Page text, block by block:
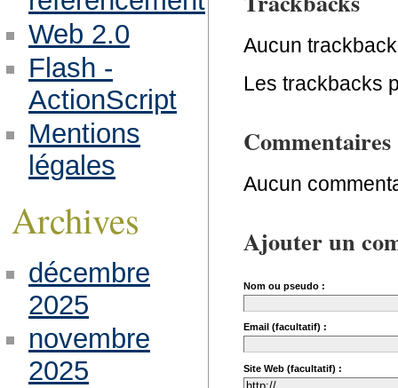
Aucun
Les trackbacks
Commentaires
Aucun
Ajouter un
Nom ou pseudo :
Email (facultatif) :
Site Web (facultatif) :
Web 2.0
Flash -
ActionScript
Mentions
légales
Archives
décembre
2025
novembre
2025